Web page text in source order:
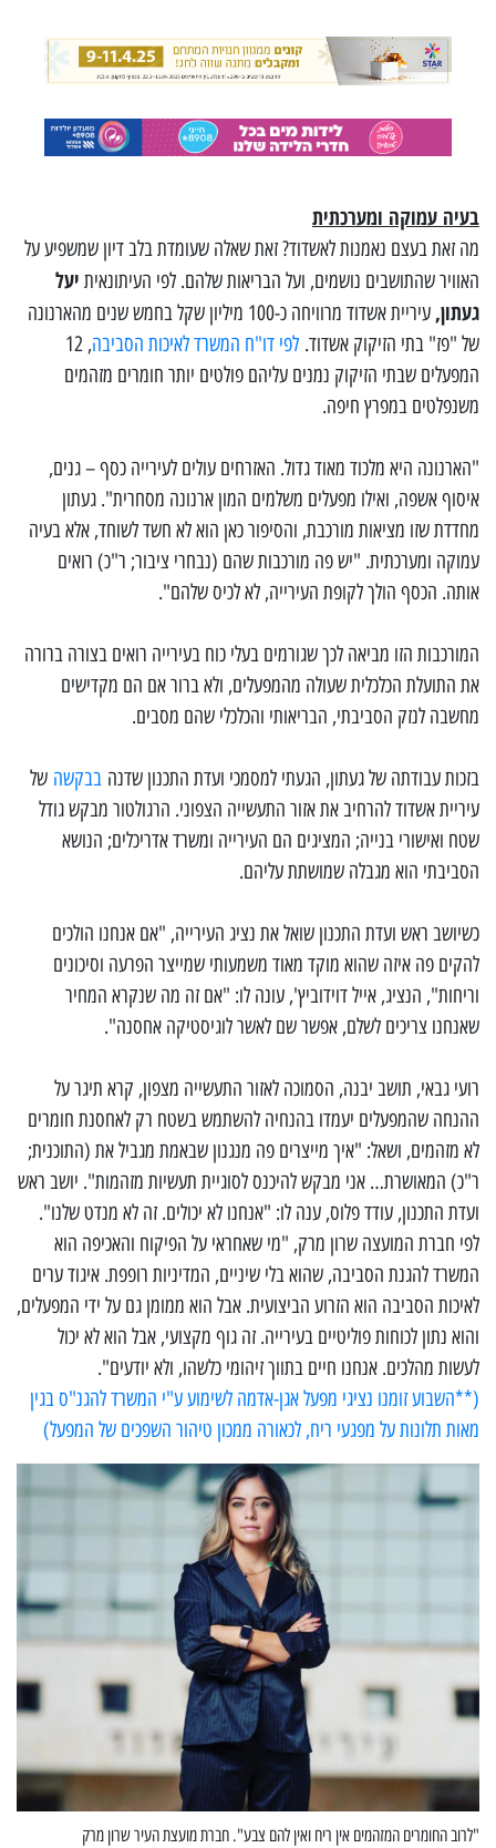
בעיה עמוקה ומערכתית
מה זאת בעצם נאמנות לאשדוד? זאת שאלה שעומדת בלב דיון שמשפיע על
האוויר שהתושבים נושמים, ועל הבריאות שלהם. לפי העיתונאית יעל
געתון,
עיריית אשדוד מרוויחה כ-100 מיליון שקל בחמש שנים מהארנונה
של "פז" בתי הזיקוק אשדוד. לפי דו"ח המשרד לאיכות הסביבה , 12
המפעלים שבתי הזיקוק נמנים עליהם פולטים יותר חומרים מזהמים
משנפלטים במפרץ חיפה.
"הארנונה היא מלכוד מאוד גדול. האזרחים עולים לעירייה כסף – גנים,
איסוף אשפה, ואילו מפעלים משלמים המון ארנונה מסחרית". געתון
מחדדת שזו מציאות מורכבת, והסיפור כאן הוא לא חשד לשוחד, אלא בעיה
עמוקה ומערכתית. "יש פה מורכבות שהם (נבחרי ציבור; ר"כ) רואים
אותה. הכסף הולך לקופת העירייה, לא לכיס שלהם".
המורכבות הזו מביאה לכך שגורמים בעלי כוח בעירייה רואים בצורה ברורה
את התועלת הכלכלית שעולה מהמפעלים, ולא ברור אם הם מקדישים
מחשבה לנזק הסביבתי, הבריאותי והכלכלי שהם מסבים.
בזכות עבודתה של געתון, הגעתי למסמכי ועדת התכנון שדנה בבקשה של
עיריית אשדוד להרחיב את אזור התעשייה הצפוני. הרגולטור מבקש גודל
שטח ואישורי בנייה; המציגים הם העירייה ומשרד אדריכלים; הנושא
הסביבתי הוא מגבלה שמושתת עליהם.
כשיושב ראש ועדת התכנון שואל את נציג העירייה, "אם אנחנו הולכים
להקים פה איזה שהוא מוקד מאוד משמעותי שמייצר הפרעה וסיכונים
וריחות", הנציג, אייל דוידוביץ', עונה לו: "אם זה מה שנקרא המחיר
שאנחנו צריכים לשלם, אפשר שם לאשר לוגיסטיקה אחסנה".
רועי גבאי, תושב יבנה, הסמוכה לאזור התעשייה מצפון, קרא תיגר על
ההנחה שהמפעלים יעמדו בהנחיה להשתמש בשטח רק לאחסנת חומרים
לא מזהמים, ושאל: "איך מייצרים פה מנגנון שבאמת מגביל את (התוכנית;
ר"כ) המאושרת… אני מבקש להיכנס לסוגיית תעשיות מזהמות". יושב ראש
ועדת התכנון, עודד פלוס, ענה לו: "אנחנו לא יכולים. זה לא מנדט שלנו".
לפי חברת המועצה שרון מרק, "מי שאחראי על הפיקוח והאכיפה הוא
המשרד להגנת הסביבה, שהוא בלי שיניים, המדיניות רופפת. איגוד ערים
לאיכות הסביבה הוא הזרוע הביצועית. אבל הוא ממומן גם על ידי המפעלים,
והוא נתון לכוחות פוליטיים בעירייה. זה גוף מקצועי, אבל הוא לא יכול
לעשות מהלכים. אנחנו חיים בתווך זיהומי כלשהו, ולא יודעים".
(**השבוע זומנו נציגי מפעל אגן-אדמה לשימוע ע"י המשרד להגנ"ס בגין
מאות תלונות על מפגעי ריח, לכאורה ממכון טיהור השפכים של המפעל)
"לרוב החומרים המזהמים אין ריח ואין להם צבע". חברת מועצת העיר שרון מרק